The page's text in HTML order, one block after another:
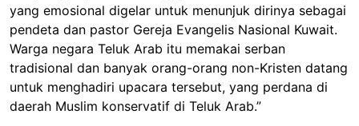
yang emosional digelar untuk menunjuk dirinya sebagai
pendeta dan pastor Gereja Evangelis Nasional Kuwait.
Warga negara Teluk Arab itu memakai serban
tradisional dan banyak orang-orang non-Kristen datang
untuk menghadiri upacara tersebut, yang perdana di
daerah Muslim konservatif di Teluk Arab.”